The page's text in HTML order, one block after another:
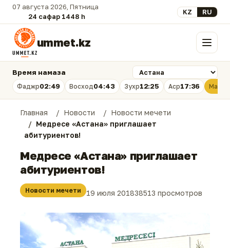
07 августа 2026, Пятница
24 сафар 1448 һ.
Выберите язык
KZ RU
ummet.kz Меню
Время намаза
Фаджр02:49 Восход04:43 Зухр12:25 Аср17:36
Главная Новости
Новости мечети
Медресе «Астана» приглашает
абитуриентов!
Медресе «Астана» приглашает
абитуриентов!
Новости мечети 19 июля 201838513 просмотров